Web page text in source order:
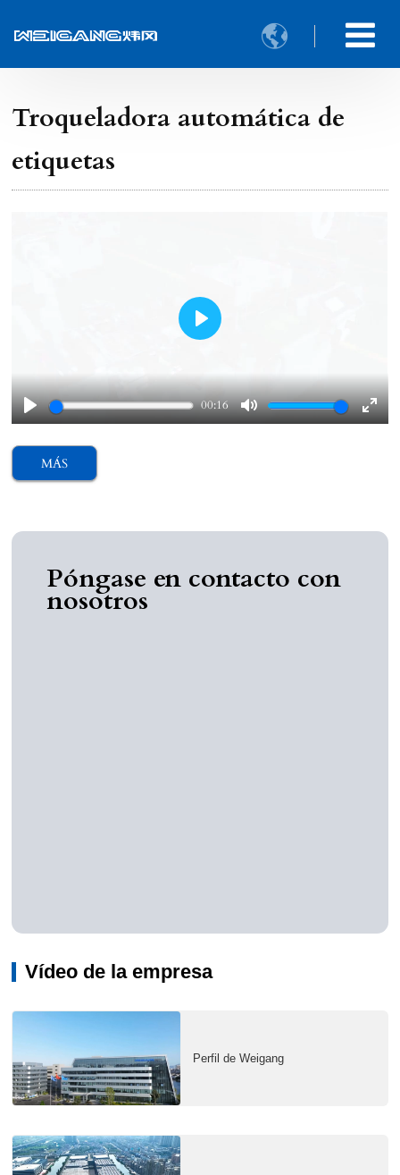

Troqueladora automática de
etiquetas
Play
00:16
Mute
Play
MÁS
Póngase en contacto con
nosotros
Vídeo de la empresa
Perfil de Weigang